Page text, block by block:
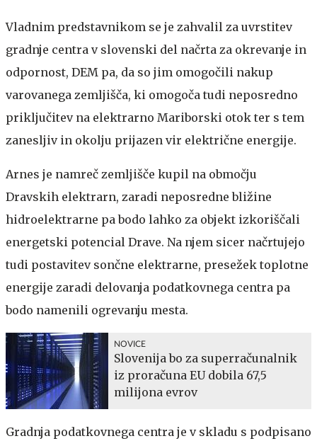
Vladnim predstavnikom se je zahvalil za uvrstitev
gradnje centra v slovenski del načrta za okrevanje in
odpornost, DEM pa, da so jim omogočili nakup
varovanega zemljišča, ki omogoča tudi neposredno
priključitev na elektrarno Mariborski otok ter s tem
zanesljiv in okolju prijazen vir električne energije.
Arnes je namreč zemljišče kupil na območju
Dravskih elektrarn, zaradi neposredne bližine
hidroelektrarne pa bodo lahko za objekt izkoriščali
energetski potencial Drave. Na njem sicer načrtujejo
tudi postavitev sončne elektrarne, presežek toplotne
energije zaradi delovanja podatkovnega centra pa
bodo namenili ogrevanju mesta.
NOVICE
Slovenija bo za superračunalnik
iz proračuna EU dobila 67,5
milijona evrov
Gradnja podatkovnega centra je v skladu s podpisano